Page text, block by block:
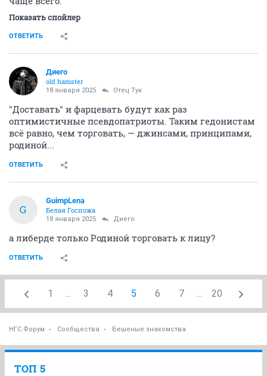
Показать спойлер
ОТВЕТИТЬ
Диего
old hamster
18 января 2025 Отец Тук
"Доставать" и фарцевать будут как раз
оптимистичные псевдопатриоты. Таким гедонистам
всё равно, чем торговать, — джинсами, принципами,
родиной...
ОТВЕТИТЬ
G
GuimpLena
Белая Госпожа
18 января 2025 Диего
а либерде только Родиной торговать к лицу?
ОТВЕТИТЬ
1 ... 3 4 5 6 7 ... 20
НГС.Форум Сообщества Бешеные знакомства
ТОП 5